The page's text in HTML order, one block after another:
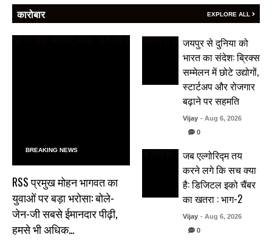
कारोबार EXPLORE ALL
BREAKING NEWS
RSS प्रमुख मोहन भागवत का
युवाओं पर बड़ा भरोसा: बोले-
जेन-जी सबसे ईमानदार पीढ़ी,
हमसे भी अधिक…
जयपुर से दुनिया को
भारत का संदेश: ब्रिक्स
सम्मेलन में छोटे उद्योगों,
स्टार्टअप और रोजगार
बढ़ाने पर सहमति
Vijay - Aug 6, 2026
0
जब एल्गोरिद्म तय
करने लगे कि सच क्या
है: डिजिटल इको चैंबर
का खतरा : भाग-2
Vijay - Aug 6, 2026
0